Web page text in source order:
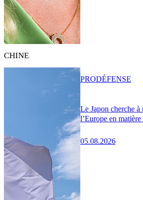
CHINE
Le Japon cherche à
l’Europe en matière
05.08.2026
PRODÉFENSE